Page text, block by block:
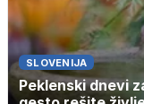
SLOVENIJA
Peklenski dnevi